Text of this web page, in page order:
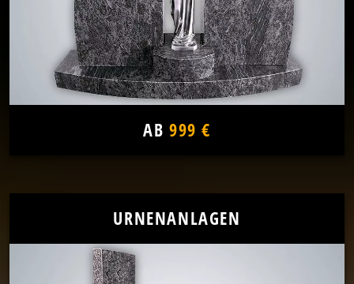
AB 999 €
URNENANLAGEN